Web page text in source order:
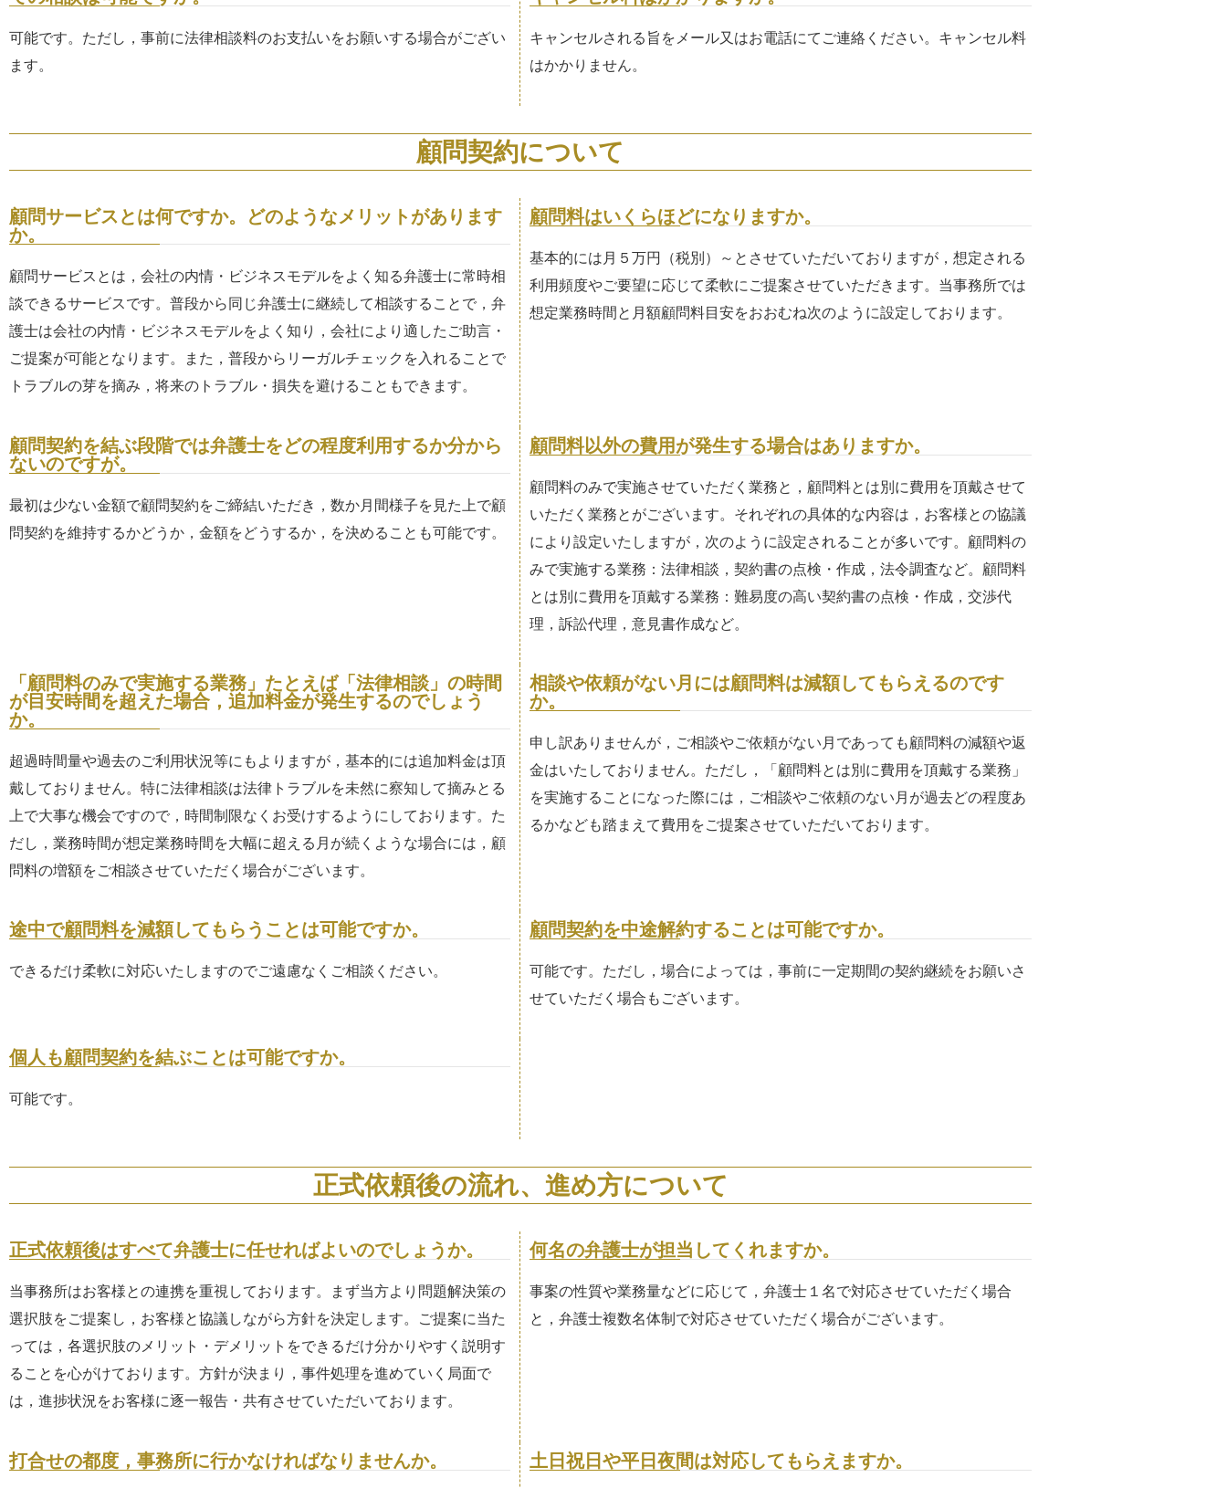
可能です。ただし，事前に法律相談料のお支払いをお願いする場合がござい
ます。
キャンセルされる旨をメール又はお電話にてご連絡ください。キャンセル料
はかかりません。
顧問契約について
顧問サービスとは何ですか。どのようなメリットがあります
か。
顧問サービスとは，会社の内情・ビジネスモデルをよく知る弁護士に常時相
談できるサービスです。普段から同じ弁護士に継続して相談することで，弁
護士は会社の内情・ビジネスモデルをよく知り，会社により適したご助言・
ご提案が可能となります。また，普段からリーガルチェックを入れることで
トラブルの芽を摘み，将来のトラブル・損失を避けることもできます。
顧問料はいくらほどになりますか。
基本的には月５万円（税別）～とさせていただいておりますが，想定される
利用頻度やご要望に応じて柔軟にご提案させていただきます。当事務所では
想定業務時間と月額顧問料目安をおおむね次のように設定しております。
顧問契約を結ぶ段階では弁護士をどの程度利用するか分から
ないのですが。
最初は少ない金額で顧問契約をご締結いただき，数か月間様子を見た上で顧
問契約を維持するかどうか，金額をどうするか，を決めることも可能です。
顧問料以外の費用が発生する場合はありますか。
顧問料のみで実施させていただく業務と，顧問料とは別に費用を頂戴させて
いただく業務とがございます。それぞれの具体的な内容は，お客様との協議
により設定いたしますが，次のように設定されることが多いです。顧問料の
みで実施する業務：法律相談，契約書の点検・作成，法令調査など。顧問料
とは別に費用を頂戴する業務：難易度の高い契約書の点検・作成，交渉代
理，訴訟代理，意見書作成など。
「顧問料のみで実施する業務」たとえば「法律相談」の時間
が目安時間を超えた場合，追加料金が発生するのでしょう
か。
超過時間量や過去のご利用状況等にもよりますが，基本的には追加料金は頂
戴しておりません。特に法律相談は法律トラブルを未然に察知して摘みとる
上で大事な機会ですので，時間制限なくお受けするようにしております。た
だし，業務時間が想定業務時間を大幅に超える月が続くような場合には，顧
問料の増額をご相談させていただく場合がございます。
相談や依頼がない月には顧問料は減額してもらえるのです
か。
申し訳ありませんが，ご相談やご依頼がない月であっても顧問料の減額や返
金はいたしておりません。ただし，「顧問料とは別に費用を頂戴する業務」
を実施することになった際には，ご相談やご依頼のない月が過去どの程度あ
るかなども踏まえて費用をご提案させていただいております。
途中で顧問料を減額してもらうことは可能ですか。
できるだけ柔軟に対応いたしますのでご遠慮なくご相談ください。
顧問契約を中途解約することは可能ですか。
可能です。ただし，場合によっては，事前に一定期間の契約継続をお願いさ
せていただく場合もございます。
個人も顧問契約を結ぶことは可能ですか。
可能です。
正式依頼後の流れ、進め方について
正式依頼後はすべて弁護士に任せればよいのでしょうか。
当事務所はお客様との連携を重視しております。まず当方より問題解決策の
選択肢をご提案し，お客様と協議しながら方針を決定します。ご提案に当た
っては，各選択肢のメリット・デメリットをできるだけ分かりやすく説明す
ることを心がけております。方針が決まり，事件処理を進めていく局面で
は，進捗状況をお客様に逐一報告・共有させていただいております。
何名の弁護士が担当してくれますか。
事案の性質や業務量などに応じて，弁護士１名で対応させていただく場合
と，弁護士複数名体制で対応させていただく場合がございます。
打合せの都度，事務所に行かなければなりませんか。 土日祝日や平日夜間は対応してもらえますか。